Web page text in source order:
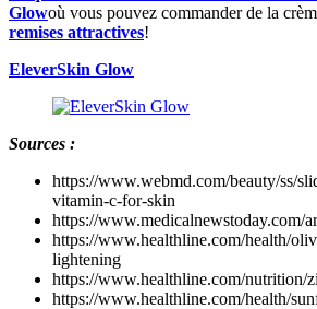
Glowoù vous pouvez commander de la
remises attractives!
EleverSkin Glow
Sources :
https://www.webmd.com/beauty/ss/
vitamin-c-for-skin
https://www.medicalnewstoday.com/
https://www.healthline.com/health/
lightening
https://www.healthline.com/nutrition/
https://www.healthline.com/health/